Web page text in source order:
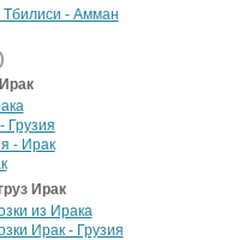
Тбилиси - Амман
Грузия
- Ирак
Ирак
из Ирака
Ирак - Грузия